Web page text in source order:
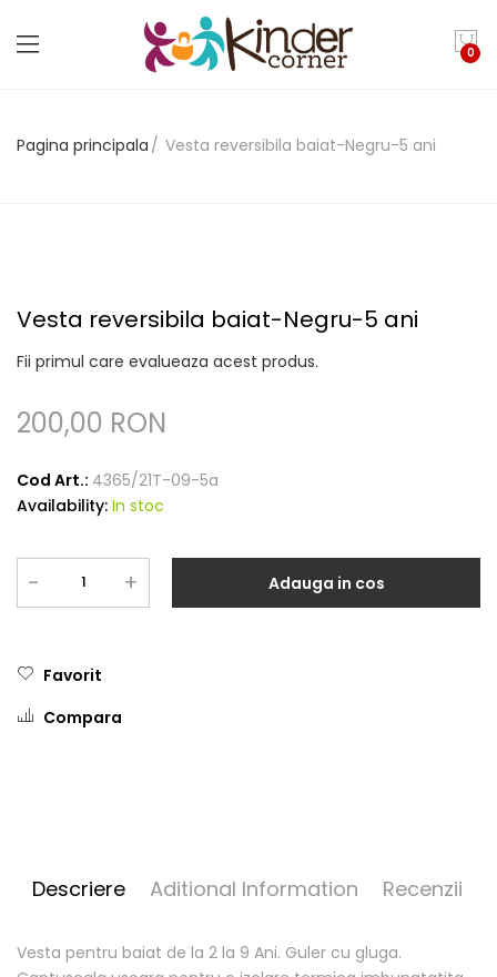
0
Pagina principala Vesta reversibila baiat-Negru-5 ani
Vesta reversibila baiat-Negru-5 ani
Fii primul care evalueaza acest produs.
200,00 RON
Cod Art.: 4365/21T-09-5a
Availability: In stoc
- + Adauga in cos
Favorit
Compara
Descriere Aditional Information Recenzii
Vesta pentru baiat de la 2 la 9 Ani. Guler cu gluga.